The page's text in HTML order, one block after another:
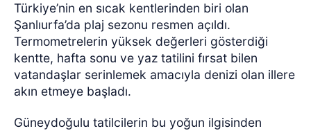
Türkiye’nin en sıcak kentlerinden biri olan
Şanlıurfa’da plaj sezonu resmen açıldı.
Termometrelerin yüksek değerleri gösterdiği
kentte, hafta sonu ve yaz tatilini fırsat bilen
vatandaşlar serinlemek amacıyla denizi olan illere
akın etmeye başladı.
Güneydoğulu tatilcilerin bu yoğun ilgisinden